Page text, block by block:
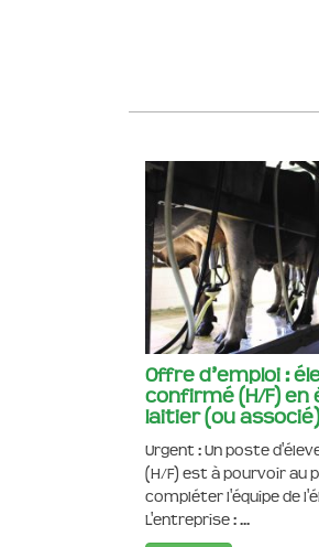
Offre d’emploi :
confirmé (H/F) en
laitier (ou associé)
Urgent : Un poste
(H/F) est à pourvoir au
compléter l'équipe de
L'entreprise : ...